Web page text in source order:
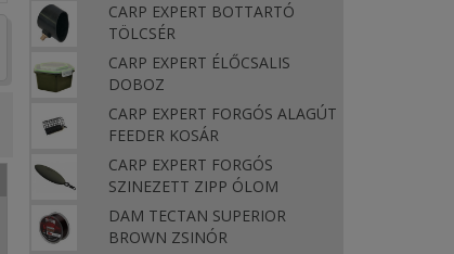
CARP EXPERT BOTTARTÓ
TÖLCSÉR
CARP EXPERT ÉLŐCSALIS
DOBOZ
CARP EXPERT FORGÓS ALAGÚT
FEEDER KOSÁR
CARP EXPERT FORGÓS
SZINEZETT ZIPP ÓLOM
DAM TECTAN SUPERIOR
BROWN ZSINÓR